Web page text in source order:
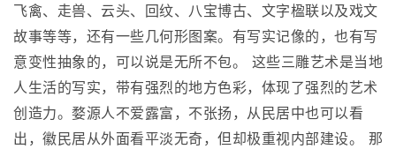
飞禽、走兽、云头、回纹、八宝博古、文字楹联以及戏文
故事等等，还有一些几何形图案。有写实记像的，也有写
意变性抽象的，可以说是无所不包。 这些三雕艺术是当地
人生活的写实，带有强烈的地方色彩，体现了强烈的艺术
创造力。婺源人不爱露富，不张扬，从民居中也可以看
出，徽民居从外面看平淡无奇，但却极重视内部建设。 那